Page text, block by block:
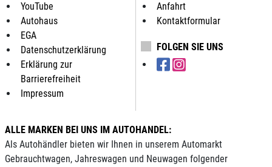
YouTube
Autohaus
EGA
Datenschutzerklärung
Erklärung zur
Barrierefreiheit
Impressum
Anfahrt
Kontaktformular
FOLGEN SIE UNS
ALLE MARKEN BEI UNS IM AUTOHANDEL:
Als Autohändler bieten wir Ihnen in unserem Automarkt
Gebrauchtwagen, Jahreswagen und Neuwagen folgender